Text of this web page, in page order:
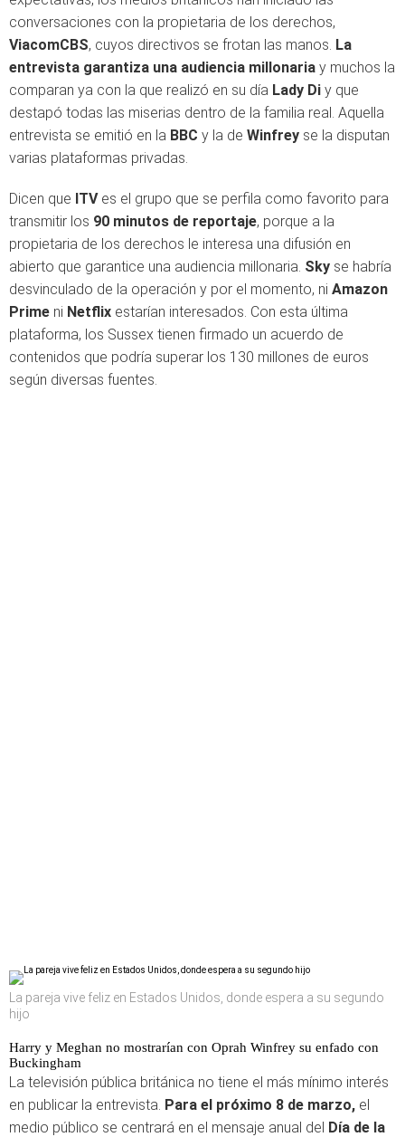
conversaciones con la propietaria de los derechos,
ViacomCBS, cuyos directivos se frotan las manos. La
entrevista garantiza una audiencia millonaria y muchos la
comparan ya con la que realizó en su día Lady Di y que
destapó todas las miserias dentro de la familia real. Aquella
entrevista se emitió en la BBC y la de Winfrey se la disputan
varias plataformas privadas.
Dicen que ITVes el grupo que se perfila como favorito para
transmitir los 90 minutos de reportaje, porque a la
propietaria de los derechos le interesa una difusión en
abierto que garantice una audiencia millonaria. Sky se habría
desvinculado de la operación y por el momento, ni Amazon
Prime ni Netflix estarían interesados. Con esta última
plataforma, los Sussex tienen firmado un acuerdo de
contenidos que podría superar los 130 millones de euros
según diversas fuentes.
La pareja vive feliz en Estados Unidos, donde espera a su segundo
hijo
Harry y Meghan no mostrarían con Oprah Winfrey su enfado con
Buckingham
La televisión pública británica no tiene el más mínimo interés
en publicar la entrevista. Para el próximo 8 de marzo, el
medio público se centrará en el mensaje anual del Día de la